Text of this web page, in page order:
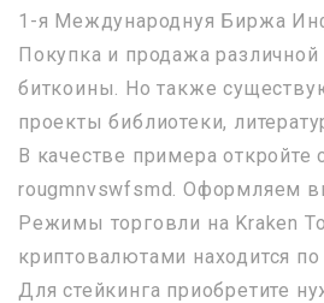
1-я Международнуя Биржа
Покупка и продажа
биткоины. Но также
проекты библиотеки,
В качестве примера откройте
rougmnvswfsmd. Оформляем
Режимы торговли на Kraken
криптовалютами находится по
Для стейкинга приобретите